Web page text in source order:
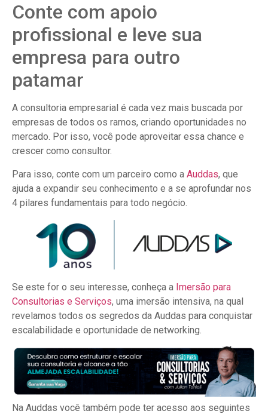
Conte com apoio
profissional e leve sua
empresa para outro
patamar
A consultoria empresarial é cada vez mais buscada por
empresas de todos os ramos, criando oportunidades no
mercado. Por isso, você pode aproveitar essa chance e
crescer como consultor.
Para isso, conte com um parceiro como a Auddas, que
ajuda a expandir seu conhecimento e a se aprofundar nos
4 pilares fundamentais para todo negócio.
Se este for o seu interesse, conheça a Imersão para
Consultorias e Serviços, uma imersão intensiva, na qual
revelamos todos os segredos da Auddas para conquistar
escalabilidade e oportunidade de networking.
Na Auddas você também pode ter acesso aos seguintes